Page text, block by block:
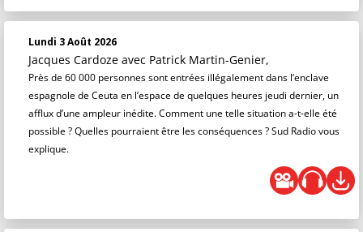
Lundi 3 Août 2026
Jacques Cardoze avec Patrick Martin-Genier,
Près de 60 000 personnes sont entrées illégalement dans l’enclave
espagnole de Ceuta en l’espace de quelques heures jeudi dernier, un
afflux d’une ampleur inédite. Comment une telle situation a-t-elle été
possible ? Quelles pourraient être les conséquences ? Sud Radio vous
explique.